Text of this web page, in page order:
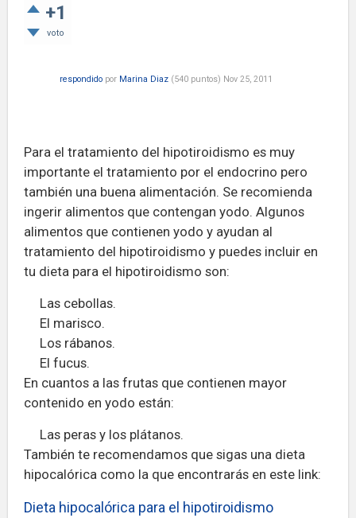
+1
voto
respondido por Marina Diaz (540 puntos) Nov 25, 2011
Para el tratamiento del hipotiroidismo es muy
importante el tratamiento por el endocrino pero
también una buena alimentación. Se recomienda
ingerir alimentos que contengan yodo. Algunos
alimentos que contienen yodo y ayudan al
tratamiento del hipotiroidismo y puedes incluir en
tu dieta para el hipotiroidismo son:
Las cebollas.
El marisco.
Los rábanos.
El fucus.
En cuantos a las frutas que contienen mayor
contenido en yodo están:
Las peras y los plátanos.
También te recomendamos que sigas una dieta
hipocalórica como la que encontrarás en este link:
Dieta hipocalórica para el hipotiroidismo